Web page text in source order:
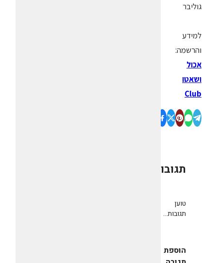
גוליבר
למידע
והרשמה:
אכול
ושאטו
Club
תגובות
טוען
תגובות...
הוספת